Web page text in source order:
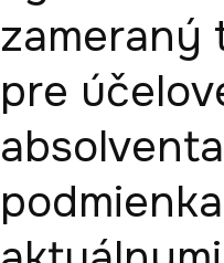
zameraný
pre